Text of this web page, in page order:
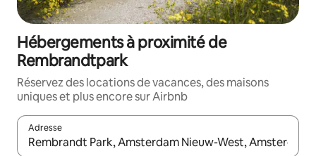
Hébergements à proximité de
Rembrandtpark
Réservez des locations de vacances, des maisons
uniques et plus encore sur Airbnb
Adresse
Lorsque les résultats s'affichent, utilisez les flèches vers le